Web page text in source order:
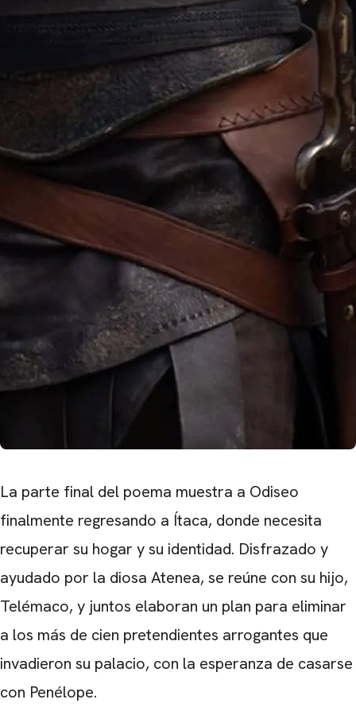
La parte final del poema muestra a Odiseo
finalmente regresando a Ítaca, donde necesita
recuperar su hogar y su identidad. Disfrazado y
ayudado por la diosa Atenea, se reúne con su hijo,
Telémaco, y juntos elaboran un plan para eliminar
a los más de cien pretendientes arrogantes que
invadieron su palacio, con la esperanza de casarse
con Penélope.